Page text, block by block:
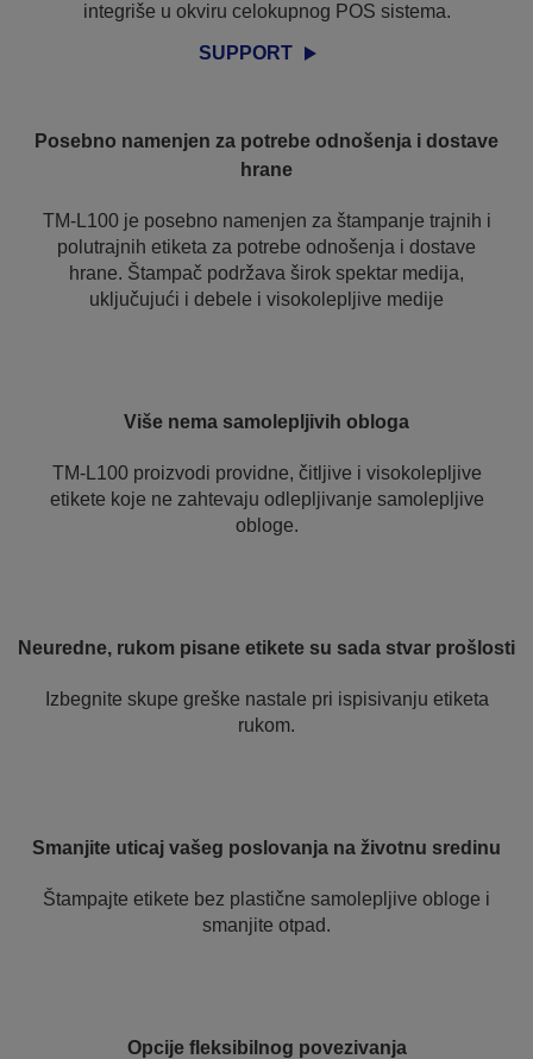
integriše u okviru celokupnog POS sistema.
SUPPORT
Posebno namenjen za potrebe odnošenja i dostave
hrane
TM-L100 je posebno namenjen za štampanje trajnih i
polutrajnih etiketa za potrebe odnošenja i dostave
hrane. Štampač podržava širok spektar medija,
uključujući i debele i visokolepljive medije
Više nema samolepljivih obloga
TM-L100 proizvodi providne, čitljive i visokolepljive
etikete koje ne zahtevaju odlepljivanje samolepljive
obloge.
Neuredne, rukom pisane etikete su sada stvar prošlosti
Izbegnite skupe greške nastale pri ispisivanju etiketa
rukom.
Smanjite uticaj vašeg poslovanja na životnu sredinu
Štampajte etikete bez plastične samolepljive obloge i
smanjite otpad.
Opcije fleksibilnog povezivanja